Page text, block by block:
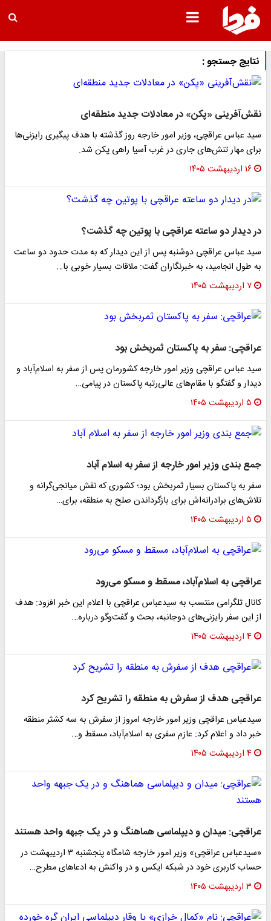
نتایج جستجو :
نقش‌آفرینی «پکن» در معادلات جدید منطقه‌ای
سید عباس عراقچی، وزیر امور خارجه روز گذشته با هدف پیگیری رایزنی‌ها
برای مهار تنش‌های جاری در غرب آسیا راهی پکن شد.
۱۶ اردیبهشت ۱۴۰۵
در دیدار دو ساعته عراقچی با پوتین چه گذشت؟
سید عباس عراقچی دوشنبه پس از این دیدار که به مدت حدود دو ساعت
به طول انجامید، به خبرنگاران گفت: ملاقات بسیار خوبی با…
۷ اردیبهشت ۱۴۰۵
عراقچی: سفر به پاکستان ثمربخش بود
سید عباس عراقچی وزیر امور خارجه کشورمان پس از سفر به اسلام‌آباد و
دیدار و گفتگو با مقام‌های عالی‌رتبه پاکستان در پیامی…
۵ اردیبهشت ۱۴۰۵
جمع بندی وزیر امور خارجه از سفر به اسلام آباد
سفر به پاکستان بسیار ثمربخش بود؛ کشوری که نقش میانجی‌گرانه و
تلاش‌های برادرانه‌اش برای بازگرداندن صلح به منطقه، برای…
۵ اردیبهشت ۱۴۰۵
عراقچی به اسلام‌آباد، مسقط و مسکو می‌رود
کانال تلگرامی منتسب به سیدعباس عراقچی با اعلام این خبر افزود: هدف
از این سفر رایزنی‌های دوجانبه، بحث و گفت‌وگو درباره…
۴ اردیبهشت ۱۴۰۵
عراقچی هدف از سفرش به منطقه را تشریح کرد
سیدعباس عراقچی وزیر امور خارجه امروز از سفرش به سه کشثر منطقه
خبر داد و اعلام کرد: عازم سفری به اسلام‌آباد، مسقط و…
۴ اردیبهشت ۱۴۰۵
عراقچی: میدان و دیپلماسی هماهنگ و در یک جبهه واحد هستند
«سیدعباس عراقچی» وزیر امور خارجه شامگاه پنجشنبه ۳ اردیبهشت در
حساب کاربری خود در شبکه ایکس و در واکنش به ادعاهای مطرح…
۳ اردیبهشت ۱۴۰۵